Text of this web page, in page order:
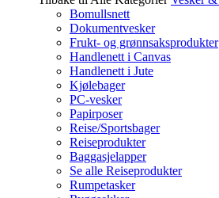
Bomullsnett
Dokumentvesker
Frukt- og grønnsaksprodukter
Handlenett i Canvas
Handlenett i Jute
Kjølebager
PC-vesker
Papirposer
Reise/Sportsbager
Reiseprodukter
Baggasjelapper
Se alle Reiseprodukter
Rumpetasker